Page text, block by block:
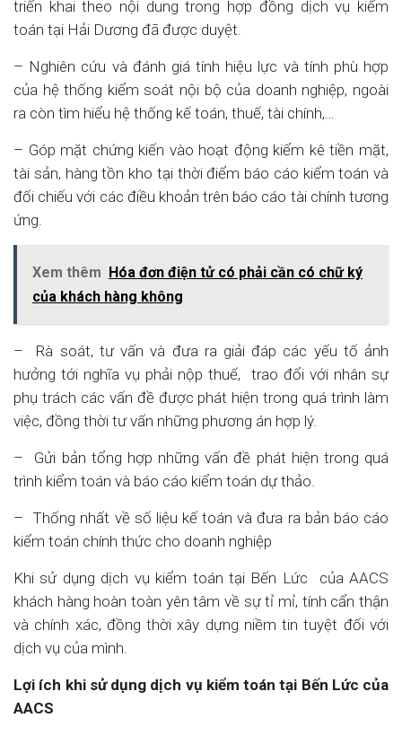
triển khai theo nội dung trong hợp đồng dịch vụ kiểm
toán tại Hải Dương đã được duyệt.
– Nghiên cứu và đánh giá tính hiệu lực và tính phù hợp
của hệ thống kiểm soát nội bộ của doanh nghiệp, ngoài
ra còn tìm hiểu hệ thống kế toán, thuế, tài chính,…
– Góp mặt chứng kiến vào hoạt động kiểm kê tiền mặt,
tài sản, hàng tồn kho tại thời điểm báo cáo kiểm toán và
đối chiếu với các điều khoản trên báo cáo tài chính tương
ứng.
Xem thêm Hóa đơn điện tử có phải cần có chữ ký
của khách hàng không
– Rà soát, tư vấn và đưa ra giải đáp các yếu tố ảnh
hưởng tới nghĩa vụ phải nộp thuế, trao đổi với nhân sự
phụ trách các vấn đề được phát hiện trong quá trình làm
việc, đồng thời tư vấn những phương án hợp lý.
– Gửi bản tổng hợp những vấn đề phát hiện trong quá
trình kiểm toán và báo cáo kiểm toán dự thảo.
– Thống nhất về số liệu kế toán và đưa ra bản báo cáo
kiểm toán chính thức cho doanh nghiệp
Khi sử dụng dịch vụ kiểm toán tại Bến Lức của AACS
khách hàng hoàn toàn yên tâm về sự tỉ mỉ, tính cẩn thận
và chính xác, đồng thời xây dựng niềm tin tuyệt đối với
dịch vụ của mình.
Lợi ích khi sử dụng dịch vụ kiểm toán tại Bến Lức của
AACS